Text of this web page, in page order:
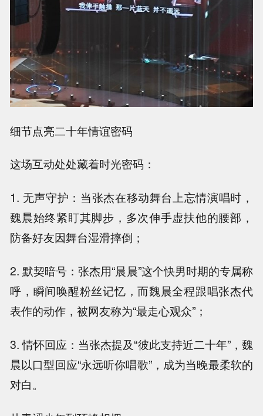
细节点亮二十年情谊密码
这场互动处处藏着时光密码：
1. 无声守护：当张杰在移动舞台上忘情演唱时，
魏晨始终紧盯其脚步，多次伸手虚扶他的腰部，
防备好友因舞台湿滑摔倒；
2. 默契暗号：张杰用“晨晨”这个快男时期的专属称
呼，瞬间唤醒粉丝记忆，而魏晨全程跟唱张杰代
表作的动作，被网友称为“最走心观众”；
3. 情怀回应：当张杰提及“彼此支持近二十年”，魏
晨以口型回应“永远听你唱歌”，成为当晚最柔软的
对白。